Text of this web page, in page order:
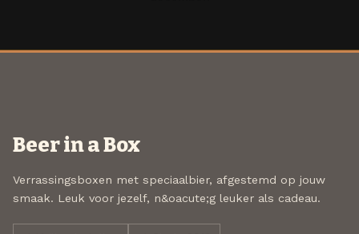
Beer in a Box
Verrassingsboxen met speciaalbier, afgestemd op jouw
smaak. Leuk voor jezelf, n&oacute;g leuker als cadeau.